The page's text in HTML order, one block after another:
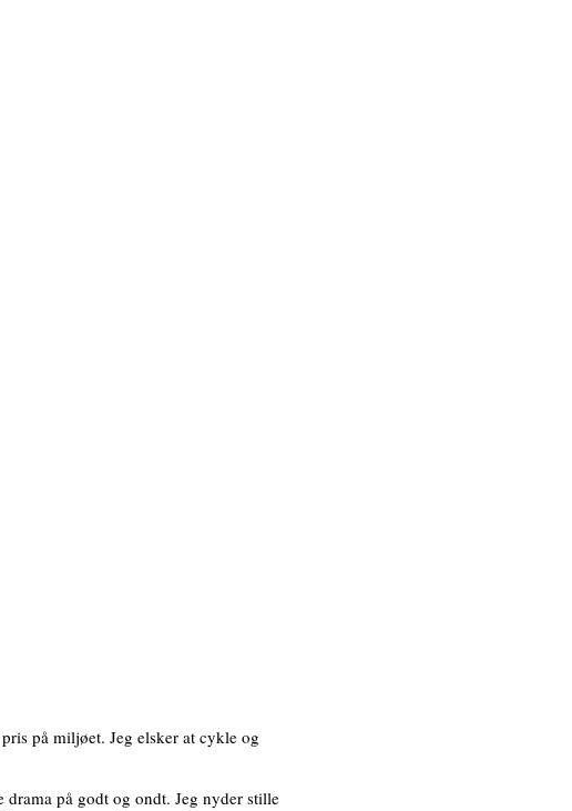
på miljøet. Jeg elsker at cykle og
på godt og ondt. Jeg nyder stille